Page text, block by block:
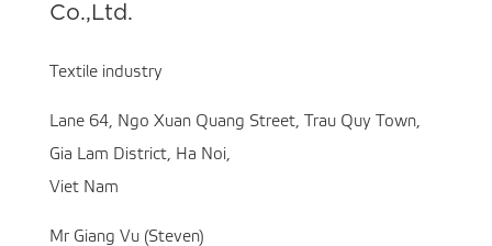
Co.,Ltd.
Textile industry
Lane 64, Ngo Xuan Quang Street, Trau Quy Town,
Gia Lam District, Ha Noi,
Viet Nam
Mr Giang Vu (Steven)